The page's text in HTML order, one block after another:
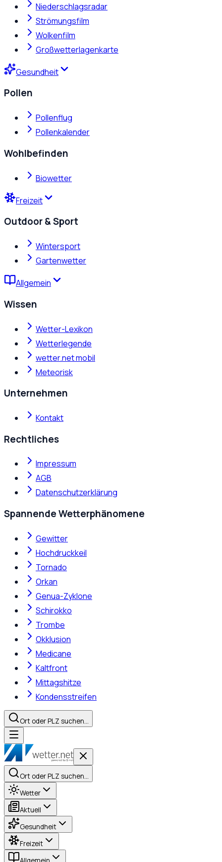
Niederschlagsradar
Strömungsfilm
Wolkenfilm
Großwetterlagenkarte
Gesundheit
Pollen
Pollenflug
Pollenkalender
Wohlbefinden
Biowetter
Freizeit
Outdoor & Sport
Wintersport
Gartenwetter
Allgemein
Wissen
Wetter-Lexikon
Wetterlegende
wetter.net mobil
Meteorisk
Unternehmen
Kontakt
Rechtliches
Impressum
AGB
Datenschutzerklärung
Spannende Wetterphänomene
Gewitter
Hochdruckkeil
Tornado
Orkan
Genua-Zyklone
Schirokko
Trombe
Okklusion
Medicane
Kaltfront
Mittagshitze
Kondensstreifen
Ort oder PLZ suchen…
Ort oder PLZ suchen…
Wetter
Aktuell
Gesundheit
Freizeit